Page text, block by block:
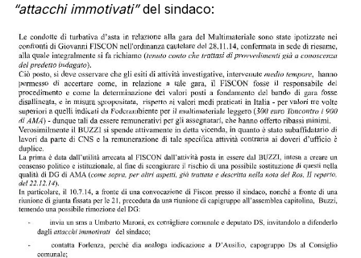
“attacchi immotivati”del sindaco: